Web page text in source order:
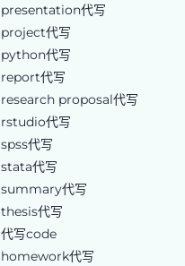
presentation代写
project代写
python代写
report代写
research proposal代写
rstudio代写
spss代写
stata代写
summary代写
thesis代写
代写code
homework代写